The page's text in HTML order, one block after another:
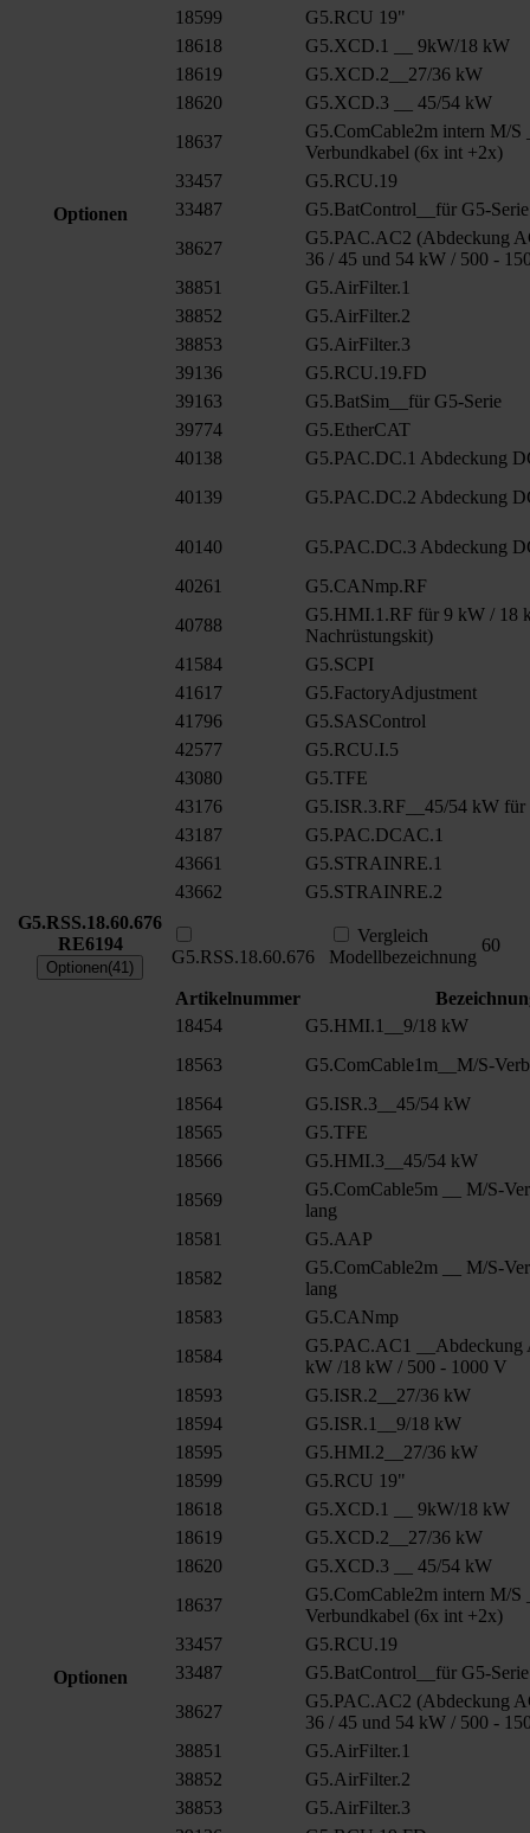
Optionen
18599
G5.RCU 19"
18618
G5.XCD.1 __ 9kW/18 kW
18619
G5.XCD.2__27/36 kW
18620
G5.XCD.3 __ 45/54 kW
18637
G5.ComCable2m intern M/S
Verbundkabel (6x int +2x)
33457
G5.RCU.19
33487
G5.BatControl__für G5-Serie
38627
G5.PAC.AC2 (Abdeckung
36 / 45 und 54 kW / 500 -
38851
G5.AirFilter.1
38852
G5.AirFilter.2
38853
G5.AirFilter.3
39136
G5.RCU.19.FD
39163
G5.BatSim__für G5-Serie
39774
G5.EtherCAT
40138
G5.PAC.DC.1 Abdeckung
40139
G5.PAC.DC.2 Abdeckung
40140
G5.PAC.DC.3 Abdeckung
40261
G5.CANmp.RF
40788
G5.HMI.1.RF für 9 kW / 18
Nachrüstungskit)
41584
G5.SCPI
41617
G5.FactoryAdjustment
41796
G5.SASControl
42577
G5.RCU.I.5
43080
G5.TFE
43176
G5.ISR.3.RF__45/54 kW für
43187
G5.PAC.DCAC.1
43661
G5.STRAINRE.1
43662
G5.STRAINRE.2
G5.RSS.18.60.676
RE6194
Optionen(41)
G5.RSS.18.60.676
Vergleich
Modellbezeichnung
60
Optionen
Artikelnummer
18454
G5.HMI.1__9/18 kW
18563
G5.ComCable1m__M/S-
18564
G5.ISR.3__45/54 kW
18565
G5.TFE
18566
G5.HMI.3__45/54 kW
18569
G5.ComCable5m __ M/S-
lang
18581
G5.AAP
18582
G5.ComCable2m __ M/S-
lang
18583
G5.CANmp
18584
G5.PAC.AC1 __Abdeckung
kW /18 kW / 500 - 1000 V
18593
G5.ISR.2__27/36 kW
18594
G5.ISR.1__9/18 kW
18595
G5.HMI.2__27/36 kW
18599
G5.RCU 19"
18618
G5.XCD.1 __ 9kW/18 kW
18619
G5.XCD.2__27/36 kW
18620
G5.XCD.3 __ 45/54 kW
18637
G5.ComCable2m intern M/S
Verbundkabel (6x int +2x)
33457
G5.RCU.19
33487
G5.BatControl__für G5-Serie
38627
G5.PAC.AC2 (Abdeckung
36 / 45 und 54 kW / 500 -
38851
G5.AirFilter.1
38852
G5.AirFilter.2
38853
G5.AirFilter.3